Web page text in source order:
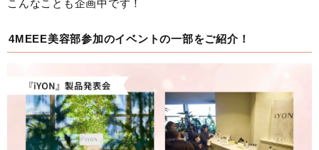
こんなことも企画中です！
4MEEE美容部参加のイベントの一部をご紹介！